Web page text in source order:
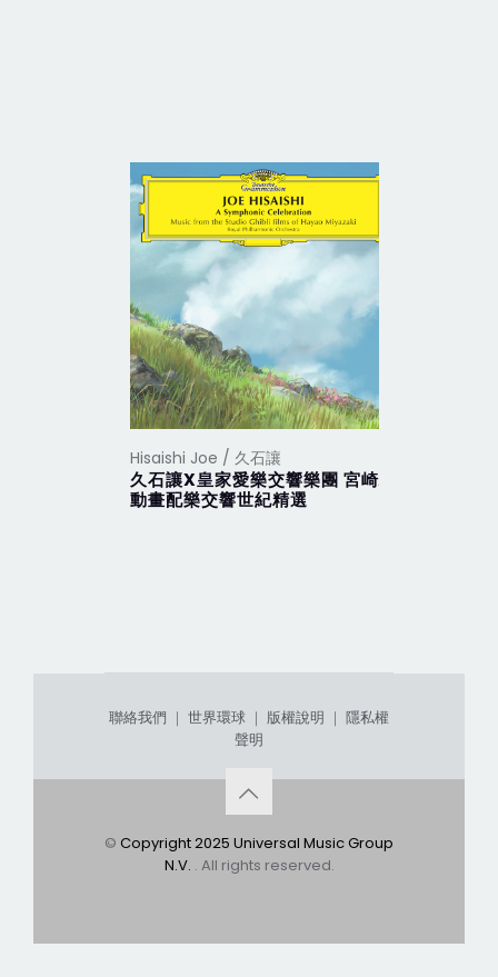
Hisaishi Joe / 久石讓
久石讓X皇家愛樂交響樂團 宮崎駿
動畫配樂交響世紀精選
聯絡我們 ｜ 世界環球 ｜ 版權說明 ｜ 隱私權
聲明
© Copyright 2025 Universal Music Group
N.V. . All rights reserved.